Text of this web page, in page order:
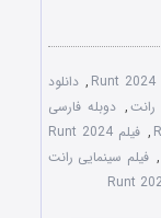
, دانلود
, دوبله فارسی
,
فیلم Runt 2024
, فیلم سینمایی رانت